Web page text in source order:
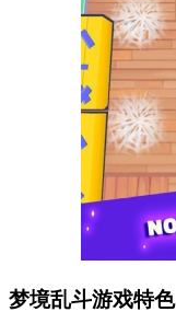
梦境乱斗游戏特色